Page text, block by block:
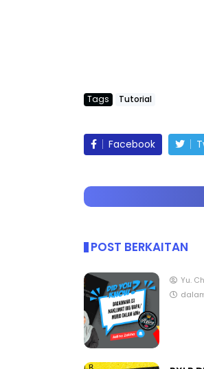
Tags Tutorial
Facebook
POST BERKAITAN
Yu.